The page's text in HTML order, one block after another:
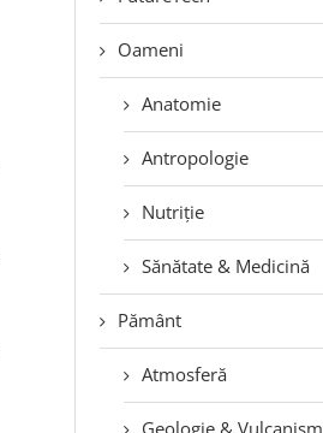
Oameni
Anatomie
Antropologie
Nutriție
Sănătate & Medicină
Pământ
Atmosferă
Geologie & Vulcanism